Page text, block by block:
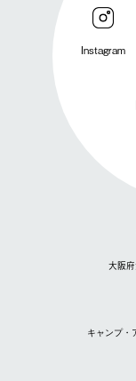
Instagram
大阪
キャンプ・